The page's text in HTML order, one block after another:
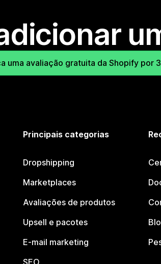
uma avaliação gratuita da Shopify por
Principais categorias
Dropshipping
Marketplaces
Avaliações de produtos
Upsell e pacotes
E-mail marketing